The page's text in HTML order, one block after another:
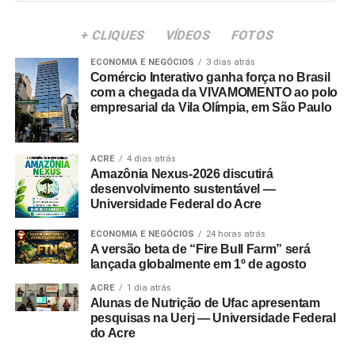
+ CLIQUES VÍDEOS FOTOS
ECONOMIA E NEGÓCIOS 3 dias atrás
Comércio Interativo ganha força no Brasil
com a chegada da VIVAMOMENTO ao polo
empresarial da Vila Olímpia, em São Paulo
ACRE 4 dias atrás
Amazônia Nexus-2026 discutirá
desenvolvimento sustentável —
Universidade Federal do Acre
ECONOMIA E NEGÓCIOS 24 horas atrás
A versão beta de “Fire Bull Farm” será
lançada globalmente em 1º de agosto
ACRE 1 dia atrás
Alunas de Nutrição de Ufac apresentam
pesquisas na Uerj — Universidade Federal
do Acre